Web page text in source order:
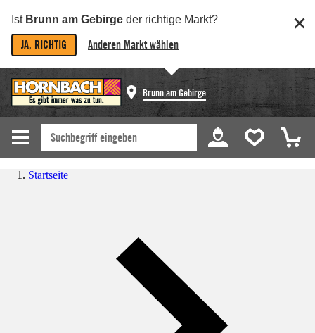
Ist Brunn am Gebirge der richtige Markt?
JA, RICHTIG Anderen Markt wählen
Brunn am Gebirge
Startseite